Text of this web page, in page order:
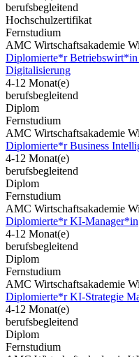
berufsbegleitend
Hochschulzertifikat
Fernstudium
AMC Wirtschaftsakademie
Diplomierte*r
Digitalisierung
4-12 Monat(e)
berufsbegleitend
Diplom
Fernstudium
AMC Wirtschaftsakademie
Diplomierte*r Business
4-12 Monat(e)
berufsbegleitend
Diplom
Fernstudium
AMC Wirtschaftsakademie
Diplomierte*r KI-Manager*in
4-12 Monat(e)
berufsbegleitend
Diplom
Fernstudium
AMC Wirtschaftsakademie
Diplomierte*r KI-Strategie
4-12 Monat(e)
berufsbegleitend
Diplom
Fernstudium